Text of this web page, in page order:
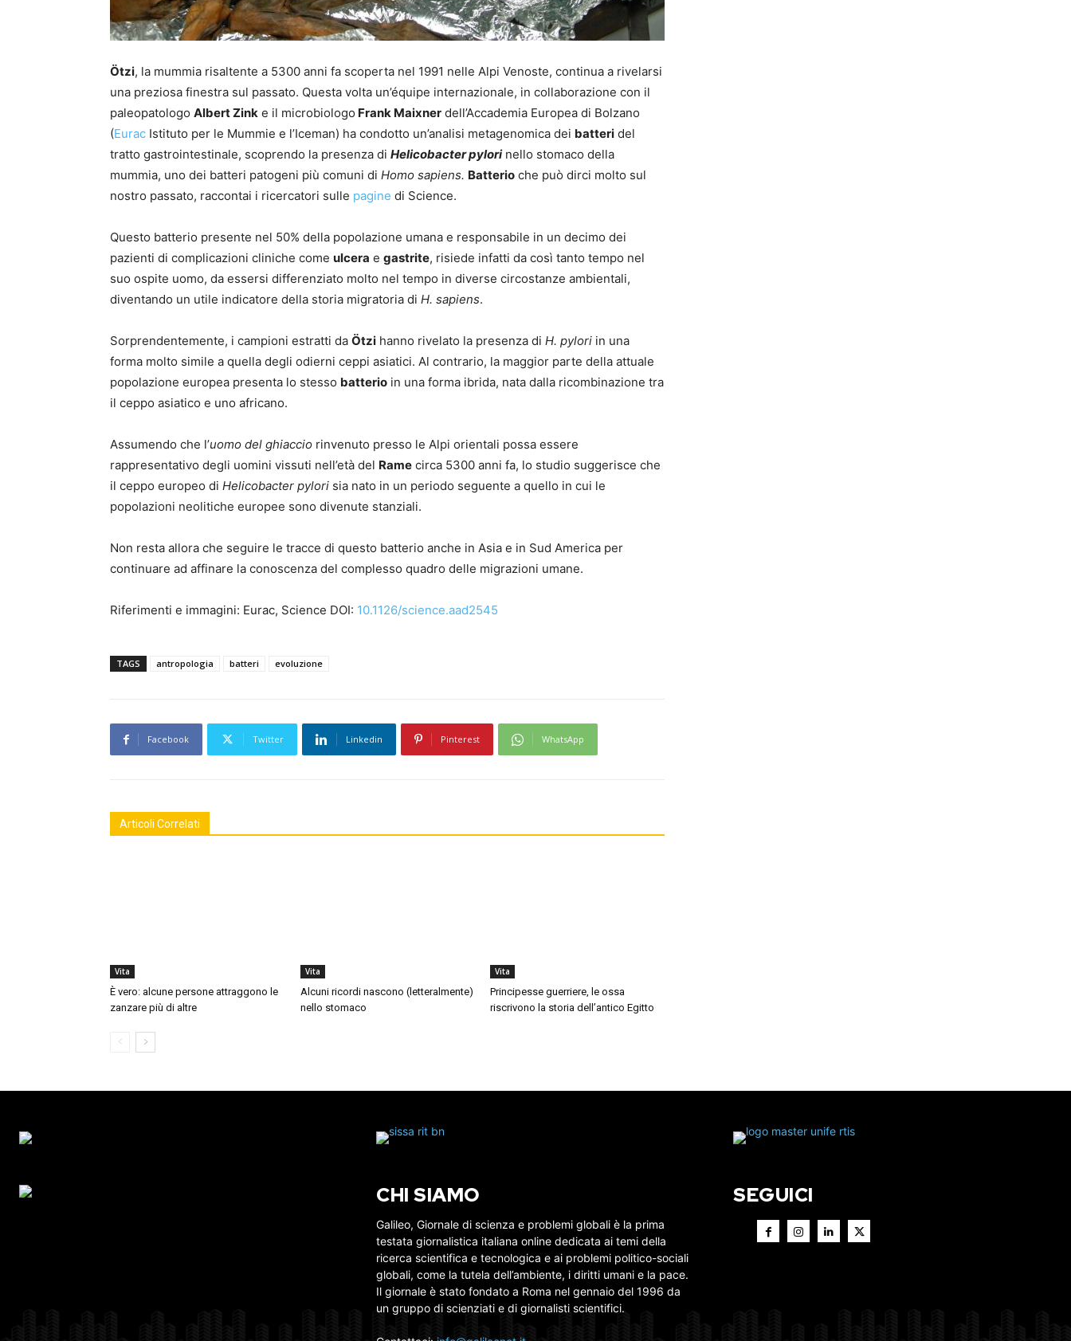
Ötzi, la mummia risaltente a 5300 anni fa scoperta nel 1991 nelle Alpi Venoste, continua a rivelarsi
una preziosa finestra sul passato. Questa volta un’équipe internazionale, in collaborazione con il
paleopatologo Albert Zink e il microbiologo Frank Maixner dell’Accademia Europea di Bolzano
(Eurac Istituto per le Mummie e l’Iceman) ha condotto un’analisi metagenomica dei batteri del
tratto gastrointestinale, scoprendo la presenza di Helicobacter pylori nello stomaco della
mummia, uno dei batteri patogeni più comuni di Homo sapiens. Batterio che può dirci molto sul
nostro passato, raccontai i ricercatori sulle pagine di Science.
Questo batterio presente nel 50% della popolazione umana e responsabile in un decimo dei
pazienti di complicazioni cliniche come ulcera e gastrite, risiede infatti da così tanto tempo nel
suo ospite uomo, da essersi differenziato molto nel tempo in diverse circostanze ambientali,
diventando un utile indicatore della storia migratoria di H. sapiens.
Sorprendentemente, i campioni estratti da Ötzi hanno rivelato la presenza di H. pylori in una
forma molto simile a quella degli odierni ceppi asiatici. Al contrario, la maggior parte della attuale
popolazione europea presenta lo stesso batterio in una forma ibrida, nata dalla ricombinazione tra
il ceppo asiatico e uno africano.
Assumendo che l’uomo del ghiaccio rinvenuto presso le Alpi orientali possa essere
rappresentativo degli uomini vissuti nell’età del Rame circa 5300 anni fa, lo studio suggerisce che
il ceppo europeo di Helicobacter pylori sia nato in un periodo seguente a quello in cui le
popolazioni neolitiche europee sono divenute stanziali.
Non resta allora che seguire le tracce di questo batterio anche in Asia e in Sud America per
continuare ad affinare la conoscenza del complesso quadro delle migrazioni umane.
Riferimenti e immagini: Eurac, Science DOI: 10.1126/science.aad2545
TAGS antropologia batteri evoluzione
Facebook Twitter Linkedin Pinterest WhatsApp
Articoli Correlati
Vita
È vero: alcune persone attraggono le
zanzare più di altre
Vita
Alcuni ricordi nascono (letteralmente)
nello stomaco
Vita
Principesse guerriere, le ossa
riscrivono la storia dell’antico Egitto
CHI SIAMO
Galileo, Giornale di scienza e problemi globali è la prima
testata giornalistica italiana online dedicata ai temi della
ricerca scientifica e tecnologica e ai problemi politico-sociali
globali, come la tutela dell’ambiente, i diritti umani e la pace.
Il giornale è stato fondato a Roma nel gennaio del 1996 da
un gruppo di scienziati e di giornalisti scientifici.
SEGUICI